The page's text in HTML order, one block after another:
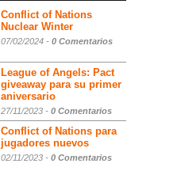
Conflict of Nations
Nuclear Winter
07/02/2024 - 0 Comentarios
League of Angels: Pact
giveaway para su primer
aniversario
27/11/2023 - 0 Comentarios
Conflict of Nations para
jugadores nuevos
02/11/2023 - 0 Comentarios